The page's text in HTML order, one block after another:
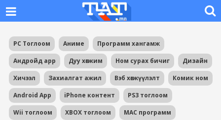
PC Тоглоом Аниме Программ хангамж
Андройд app Дуу хөгжим Ном сурах бичиг Дизайн
Хичээл Захиалгат ажил Вэб хөгжүүлэлт Комик ном
Android App iPhone контент PS3 тоглоом
Wii тоглоом XBOX тоглоом MAC программ